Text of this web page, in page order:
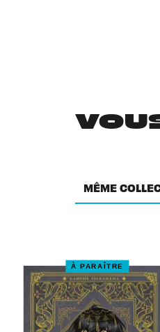
MÊME
À PARAÎTRE